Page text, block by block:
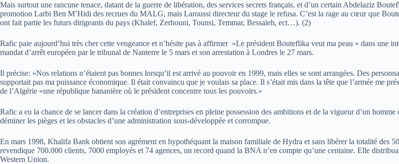
Mais surtout une rancune tenace, datant de la guerre de libération, des services secrets français, et d’un certain Abdelaziz
promotion Larbi Ben M’Hidi des recrues du MALG, mais Laroussi directeur du stage le refusa. C’est la rage au cœur que
ont fait partie les futurs dirigeants du pays (Khalef, Zerhouni, Tounsi, Temmar, Bessaïeh, ect…). (2)
Rafic paie aujourd’hui très cher cette vengeance et n’hésite pas à affirmer »Le président Bouteflika veut ma peau » dans une
mandat d’arrêt européen par le tribunal de Nanterre le 5 mars et son arrestation à Londres le 27 mars.
Il précise: «Nos relations n’étaient pas bonnes lorsqu’il est arrivé au pouvoir en 1999, mais elles se sont arrangées. Des
supportait pas ma puissance économique. Il était convaincu que je voulais sa place. Il s’était mis dans la tête que l’armée me
de l’Algérie «une république bananière où le président concentre tous les pouvoirs.»
Rafic a eu la chance de se lancer dans la création d’entreprises en pleine possession des ambitions et de la vigueur d’un
déminer les pièges et les obstacles d’une administration sous-développée et corrompue.
En mars 1998, Khalifa Bank obtient son agrément en hypothéquant la maison familiale de Hydra et sans libérer la totalité
revendique 700.000 clients, 7000 employés et 74 agences, un record quand la BNA n’en compte qu’une centaine. Elle
Western Union.